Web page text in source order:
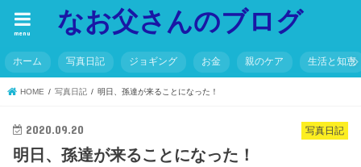
なお父さんのブログ
menu
ホーム 写真日記 ジョギング お金 親のケア 生活と知恵
HOME 写真日記 明日、孫達が来ることになった！
写真日記
2020.09.20
明日、孫達が来ることになった！